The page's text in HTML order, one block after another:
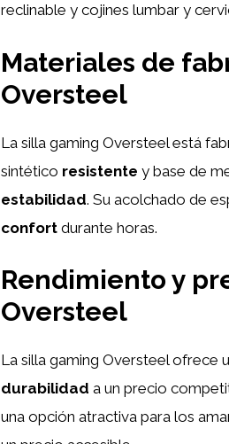
reclinable y cojines lumbar y
Materiales de
Oversteel
La silla gaming Oversteel está
sintético resistente y base de
estabilidad. Su acolchado de
confort durante horas.
Rendimiento y
Oversteel
La silla gaming Oversteel ofrece
durabilidad a un precio
una opción atractiva para los